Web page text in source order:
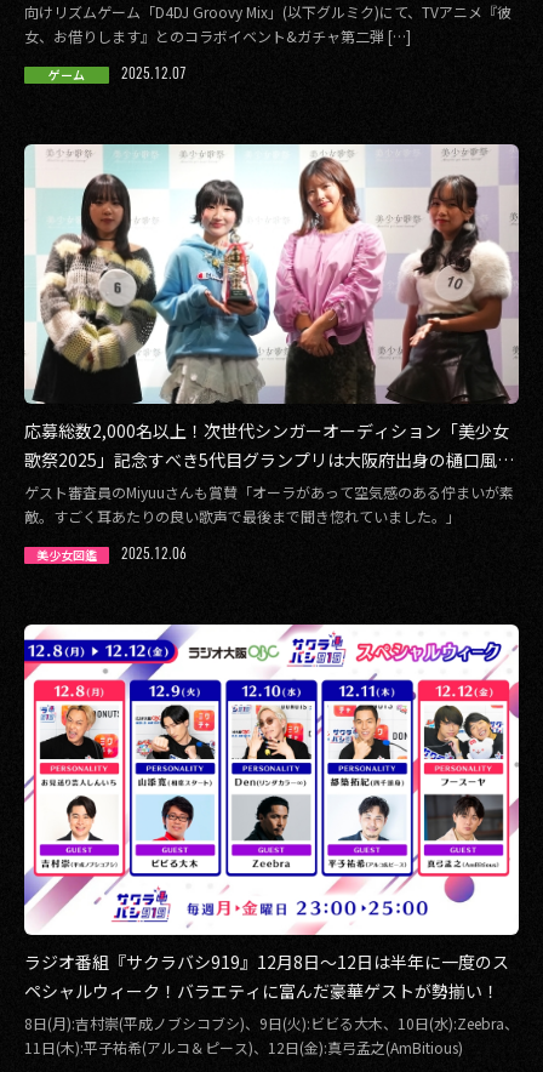
向けリズムゲーム「D4DJ Groovy Mix」(以下グルミク)にて、TVアニメ『彼
女、お借りします』とのコラボイベント&ガチャ第二弾 […]
ゲーム 2025.12.07
応募総数2,000名以上！次世代シンガーオーディション「美少女
歌祭2025」記念すべき5代目グランプリは大阪府出身の樋口風花
(ひぐち ふうか)さんに決定！
ゲスト審査員のMiyuuさんも賞賛「オーラがあって空気感のある佇まいが素
敵。すごく耳あたりの良い歌声で最後まで聞き惚れていました。」
美少女図鑑 2025.12.06
ラジオ番組『サクラバシ919』12月8日〜12日は半年に一度のス
ペシャルウィーク！バラエティに富んだ豪華ゲストが勢揃い！
8日(月):吉村崇(平成ノブシコブシ)、9日(火):ビビる大木、10日(水):Zeebra、
11日(木):平子祐希(アルコ＆ピース)、12日(金):真弓孟之(AmBitious)